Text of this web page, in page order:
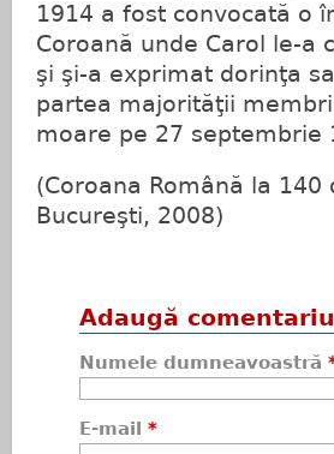
1914 a fost convocată o
Coroană unde Carol le-a
şi şi-a exprimat dorinţa
partea majorităţii
moare pe 27 septembrie
(Coroana Română la
Bucureşti, 2008)
Adaugă
Numele dumneavoastră
E-mail *